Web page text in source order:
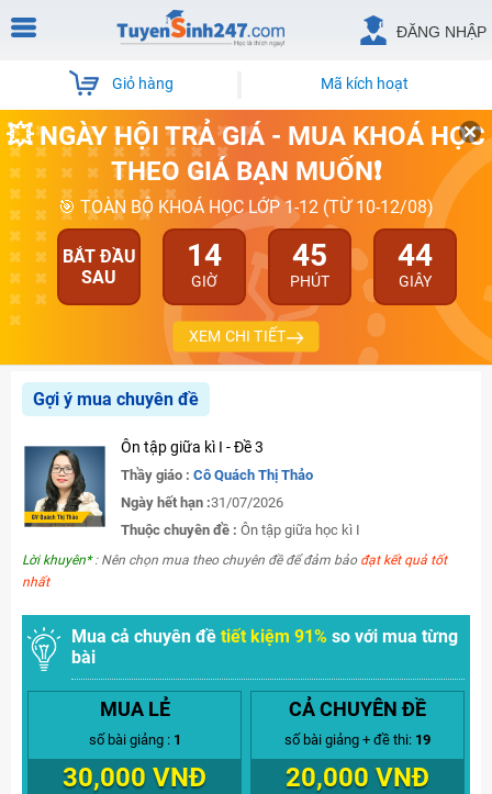
ĐĂNG NHẬP
Giỏ hàng Mã kích hoạt
💥 NGÀY HỘI TRẢ GIÁ - MUA KHOÁ HỌC
THEO GIÁ BẠN MUỐN❗
🎯 TOÀN BỘ KHOÁ HỌC LỚP 1-12 (TỪ 10-12/08)
BẮT ĐẦU
SAU
14
GIỜ
45
PHÚT
44
GIÂY
XEM CHI TIẾT
Gợi ý mua chuyên đề
Ôn tập giữa kì I - Đề 3
Thầy giáo : Cô Quách Thị Thảo
Ngày hết hạn :31/07/2026
Thuộc chuyên đề : Ôn tập giữa học kì I
Lời khuyên*: Nên chọn mua theo chuyên đề để đảm bảo đạt kết quả tốt
nhất
Mua cả chuyên đề tiết kiệm 91% so với mua từng
bài
MUA LẺ
số bài giảng : 1
30,000 VNĐ
CẢ CHUYÊN ĐỀ
số bài giảng + đề thi: 19
20,000 VNĐ